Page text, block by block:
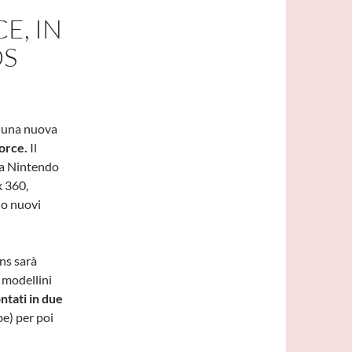
IN
nuova
Il
Nintendo
360,
nuovi
sarà
modellini
in due
per poi